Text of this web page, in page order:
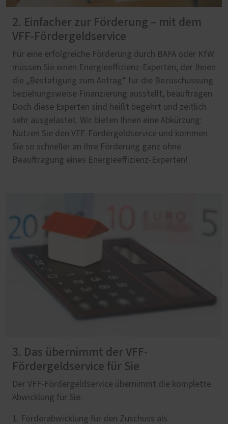
2. Einfacher zur Förderung – mit dem
VFF-Fördergeldservice
Für eine erfolgreiche Förderung durch BAFA oder KfW
müssen Sie einen Energieeffizienz-Experten, der Ihnen
die „Bestätigung zum Antrag“ für die Bezuschussung
beziehungsweise Finanzierung ausstellt, beauftragen.
Doch diese Experten sind heißt begehrt und zeitlich
sehr ausgelastet. Wir bieten Ihnen eine Abkürzung:
Nutzen Sie den VFF-Fördergeldservice und kommen
Sie so schneller an Ihre Förderung ganz ohne
Beauftragung eines Energieeffizienz-Experten!
3. Das übernimmt der VFF-
Fördergeldservice für Sie
Der VFF-Fördergeldservice übernimmt die komplette
Abwicklung für Sie:
1. Förderabwicklung für den Zuschuss als